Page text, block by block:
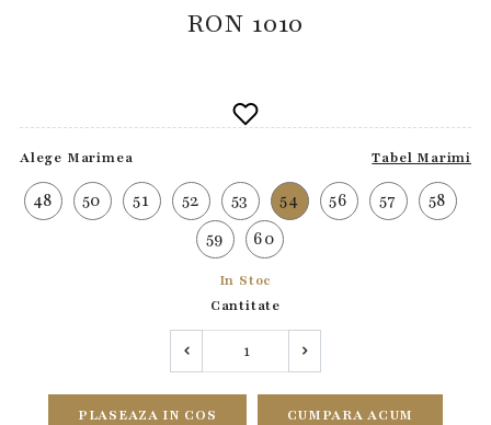
RON 1010
Alege Marimea Tabel Marimi
48 50 51 52 53 54 56 57
58
59
60
In Stoc
Cantitate
PLASEAZA IN COS CUMPARA ACUM